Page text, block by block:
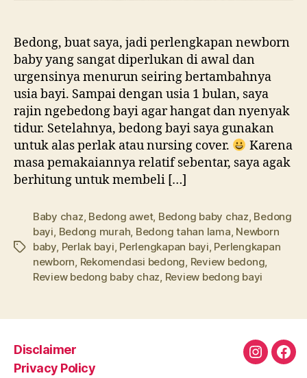
Bedong, buat saya, jadi perlengkapan newborn
baby yang sangat diperlukan di awal dan
urgensinya menurun seiring bertambahnya
usia bayi. Sampai dengan usia 1 bulan, saya
rajin ngebedong bayi agar hangat dan nyenyak
tidur. Setelahnya, bedong bayi saya gunakan
untuk alas perlak atau nursing cover.
Karena
masa pemakaiannya relatif sebentar, saya agak
berhitung untuk membeli […]
Tags
Baby chaz, Bedong awet, Bedong baby chaz, Bedong
bayi, Bedong murah, Bedong tahan lama, Newborn
baby, Perlak bayi, Perlengkapan bayi, Perlengkapan
newborn, Rekomendasi bedong, Review bedong,
Review bedong baby chaz, Review bedong bayi
Disclaimer
Privacy Policy